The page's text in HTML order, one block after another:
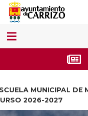
MUNICIPAL DE
2026-2027